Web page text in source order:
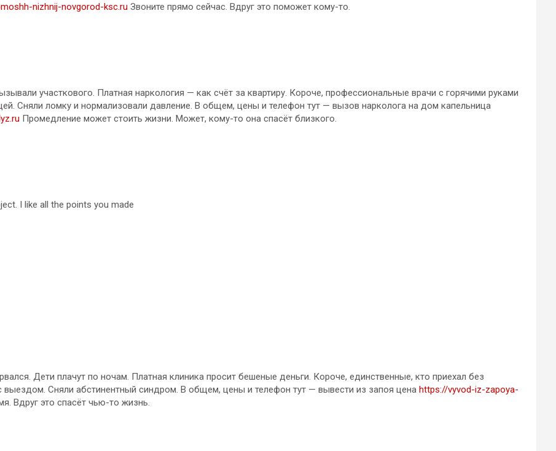
nizhnij-novgorod-ksc.ru Звоните прямо сейчас. Вдруг это поможет кому-то.
участкового. Платная наркология — как счёт за квартиру. Короче, профессиональные врачи с горячими руками
Сняли ломку и нормализовали давление. В общем, цены и телефон тут — вызов нарколога на дом капельница
Промедление может стоить жизни. Может, кому-то она спасёт близкого.
I like all the points you made
Дети плачут по ночам. Платная клиника просит бешеные деньги. Короче, единственные, кто приехал без
Сняли абстинентный синдром. В общем, цены и телефон тут — вывести из запоя цена https://vyvod-iz-zapoya-
Вдруг это спасёт чью-то жизнь.